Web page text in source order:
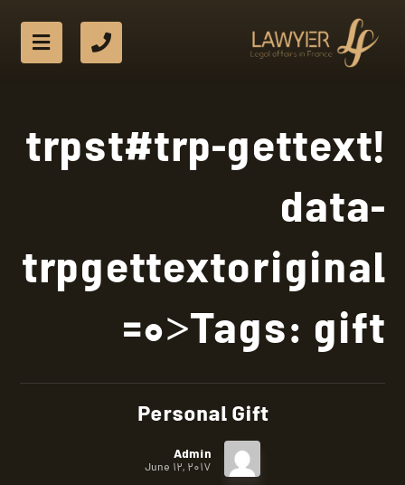
!trpst#trp-gettext
data-
trpgettextoriginal
=0>Tags: gift
Personal Gift
Admin
June 12, 2017